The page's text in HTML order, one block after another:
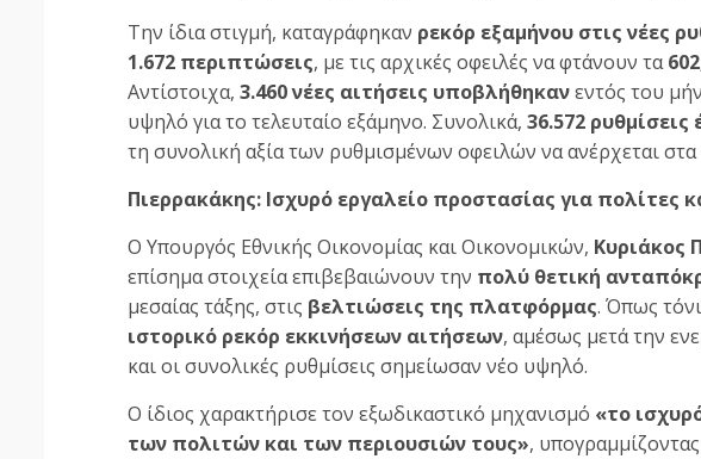
Την ίδια στιγμή, καταγράφηκαν ρεκόρ εξαμήνου στις νέες
1.672 περιπτώσεις, με τις αρχικές οφειλές να φτάνουν τα
Αντίστοιχα, 3.460 νέες αιτήσεις υποβλήθηκανεντός του
υψηλό για το τελευταίο εξάμηνο. Συνολικά, 36.572
τη συνολική αξία των ρυθμισμένων οφειλών να ανέρχεται στα
Πιερρακάκης: Ισχυρό εργαλείο προστασίας για πολίτες
Ο Υπουργός Εθνικής Οικονομίας και Οικονομικών, Κυριάκος
επίσημα στοιχεία επιβεβαιώνουν την πολύ θετική
μεσαίας τάξης, στις βελτιώσεις της πλατφόρμας. Όπως
ιστορικό ρεκόρ εκκινήσεων αιτήσεων, αμέσως μετά την
και οι συνολικές ρυθμίσεις σημείωσαν νέο υψηλό.
Ο ίδιος χαρακτήρισε τον εξωδικαστικό μηχανισμό «το
των πολιτών και των περιουσιών τους»,